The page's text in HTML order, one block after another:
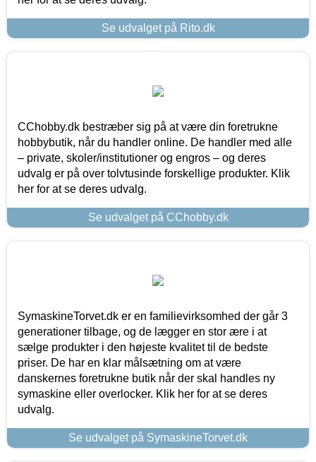
Se udvalget på Rito.dk
CChobby.dk bestræber sig på at være din foretrukne
hobbybutik, når du handler online. De handler med alle
– private, skoler/institutioner og engros – og deres
udvalg er på over tolvtusinde forskellige produkter. Klik
her for at se deres udvalg.
Se udvalget på CChobby.dk
SymaskineTorvet.dk er en familievirksomhed der går 3
generationer tilbage, og de lægger en stor ære i at
sælge produkter i den højeste kvalitet til de bedste
priser. De har en klar målsætning om at være
danskernes foretrukne butik når der skal handles ny
symaskine eller overlocker. Klik her for at se deres
udvalg.
Se udvalget på SymaskineTorvet.dk